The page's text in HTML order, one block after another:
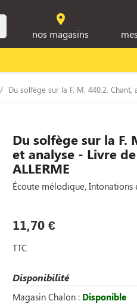
room
nos magasins
Du solfège sur la F. M. 440.2.
Du solfège sur la F.
et analyse - Livre
ALLERME
Écoute mélodique, Intonations
11,70 €
TTC
Disponibilité
Magasin Chalon : Disponible